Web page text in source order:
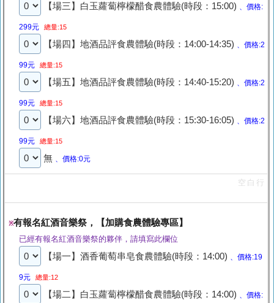
【場三】白玉蘿蔔檸檬醋食農體驗(時段：15:00) 、價格:
299元 總量:15
【場四】地酒品評食農體驗(時段：14:00-14:35) 、價格:2
99元 總量:15
【場五】地酒品評食農體驗(時段：14:40-15:20) 、價格:2
99元 總量:15
【場六】地酒品評食農體驗(時段：15:30-16:05) 、價格:2
99元 總量:15
無 、價格:0元
空白行
※有報名紅酒音樂祭，【加購食農體驗專區】
已經有報名紅酒音樂祭的夥伴，請填寫此欄位
【場一】酒香葡萄串皂食農體驗(時段：14:00) 、價格:19
9元 總量:12
【場二】白玉蘿蔔檸檬醋食農體驗(時段：14:00) 、價格: